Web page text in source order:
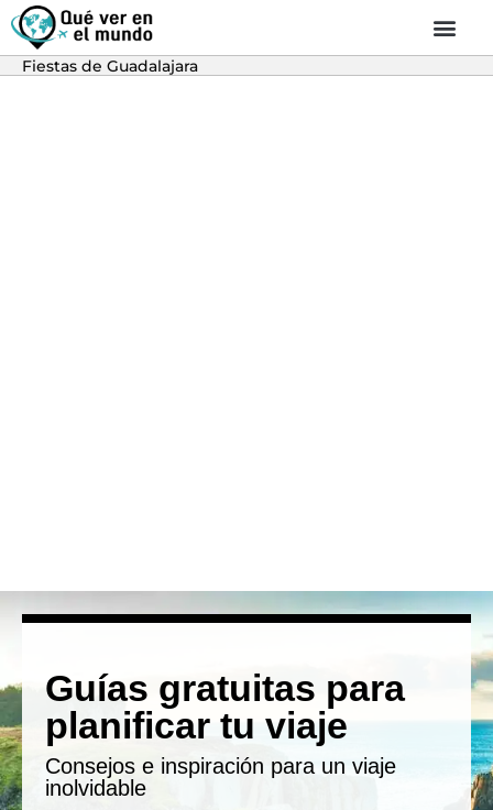
Fiestas de Guadalajara
Guías gratuitas para
planificar tu viaje
Consejos e inspiración para un viaje
inolvidable